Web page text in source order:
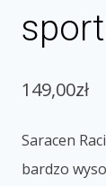
149,00zł
Saracen
bardzo